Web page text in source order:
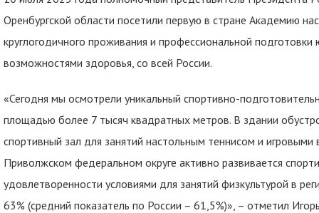
Оренбургской области посетили первую в стране Академию
круглогодичного проживания и профессиональной
возможностями здоровья, со всей России.
«Сегодня мы осмотрели уникальный спортивно-
площадью более 7 тысяч квадратных метров. В здании
спортивный зал для занятий настольным теннисом и
Приволжском федеральном округе активно развивается
удовлетворенности условиями для занятий физкультурой в
63% (средний показатель по России – 61,5%)», – отметил